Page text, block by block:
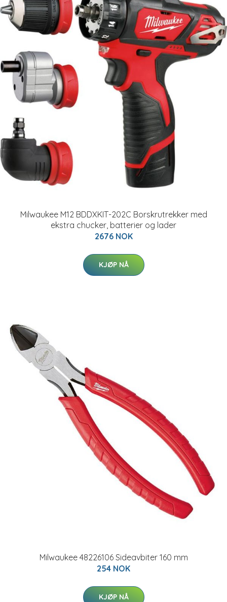
Milwaukee M12 BDDXKIT-202C Borskrutrekker med
ekstra chucker, batterier og lader
2676 NOK
KJØP NÅ
Milwaukee 48226106 Sideavbiter 160 mm
254 NOK
KJØP NÅ